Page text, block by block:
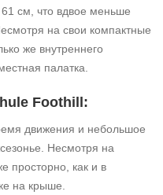
см, что вдвое меньше
на свои компактные
же внутреннего
палатка.
Foothill:
движения и небольшое
Несмотря на
просторно, как и в
на крыше.